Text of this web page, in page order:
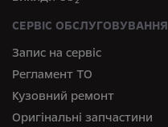
СЕРВІС ОБСЛУГОВУВАННЯ
Запис на сервіс
Регламент ТО
Кузовний ремонт
Оригінальні запчастини